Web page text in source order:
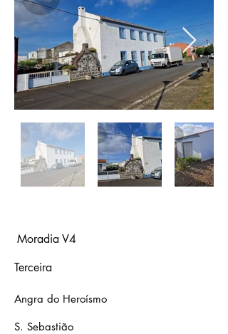
Moradia V4
Terceira
Angra do Heroísmo
S. Sebastião